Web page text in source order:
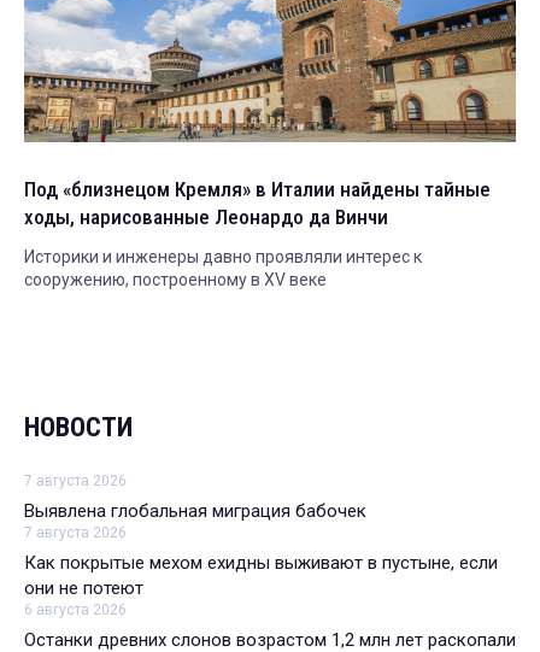
Под «близнецом Кремля» в Италии найдены тайные
ходы, нарисованные Леонардо да Винчи
Историки и инженеры давно проявляли интерес к
сооружению, построенному в XV веке
НОВОСТИ
7 августа 2026
Выявлена глобальная миграция бабочек
7 августа 2026
Как покрытые мехом ехидны выживают в пустыне, если
они не потеют
6 августа 2026
Останки древних слонов возрастом 1,2 млн лет раскопали